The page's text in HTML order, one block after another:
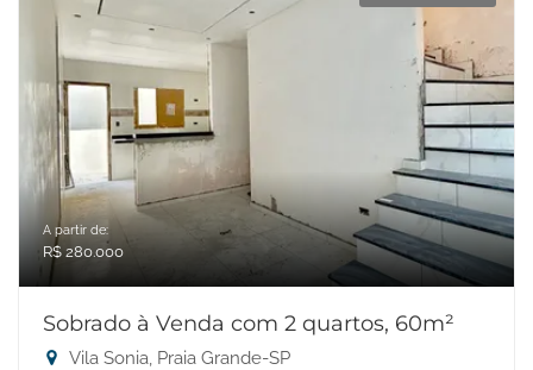
A partir de:
R$ 280.000
Sobrado à Venda com 2 quartos, 60m²
Vila Sonia, Praia Grande-SP